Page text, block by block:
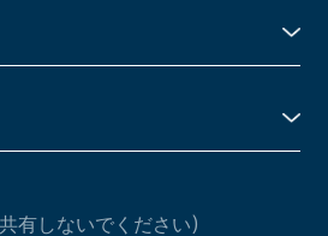
有しないでください)